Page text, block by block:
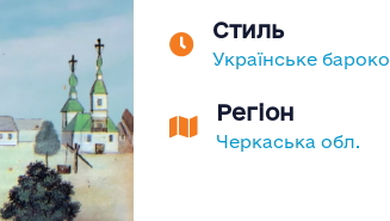
Стиль
Українське бароко
Регіон
Черкаська обл.